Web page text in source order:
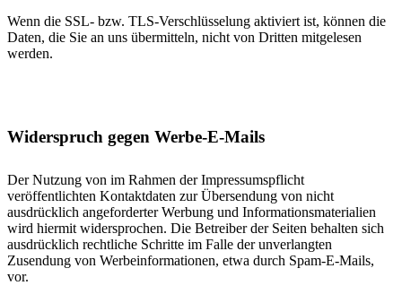
Wenn die SSL- bzw. TLS-Verschlüsselung aktiviert ist, können die
Daten, die Sie an uns übermitteln, nicht von Dritten mitgelesen
werden.
Widerspruch gegen Werbe-E-Mails
Der Nutzung von im Rahmen der Impressumspflicht
veröffentlichten Kontaktdaten zur Übersendung von nicht
ausdrücklich angeforderter Werbung und Informationsmaterialien
wird hiermit widersprochen. Die Betreiber der Seiten behalten sich
ausdrücklich rechtliche Schritte im Falle der unverlangten
Zusendung von Werbeinformationen, etwa durch Spam-E-Mails,
vor.